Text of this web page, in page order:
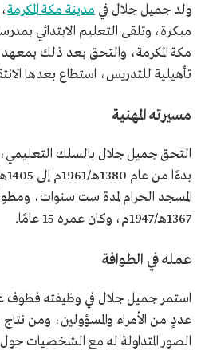
ولد جميل جلال في مدينة مكة المكرمة
مبكرة، وتلقى التعليم الابتدائي
مكة المكرمة، والتحق بعد ذلك
تأهيلية للتدريس، استطاع بعدها
مسيرته المهنية
التحق جميل جلال بالسلك التعليمي،
المسجد الحرام لمدة ست سنوات،
1367هـ/1947م، وكان عمره 15 عامًا.
عمله في الطوافة
استمر جميل جلال في وظيفته فطوف
عددٍ من الأمراء والمسؤولين، ومن
الصور المتداولة له مع الشخصيات